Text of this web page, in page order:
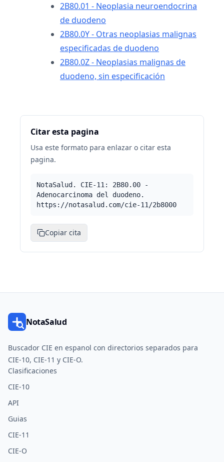
2B80.01 - Neoplasia neuroendocrina
de duodeno
2B80.0Y - Otras neoplasias malignas
especificadas de duodeno
2B80.0Z - Neoplasias malignas de
duodeno, sin especificación
Citar esta pagina
Usa este formato para enlazar o citar esta
pagina.
NotaSalud. CIE-11: 2B80.00 -
Adenocarcinoma del duodeno.
https://notasalud.com/cie-11/2b8000
Copiar cita
NotaSalud
Buscador CIE en espanol con directorios separados para
CIE-10, CIE-11 y CIE-O.
Clasificaciones
CIE-10
API
Guias
CIE-11
CIE-O